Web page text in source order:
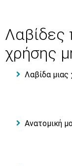
Λαβίδες
χρήσης
Λαβίδα μιας
Ανατομική